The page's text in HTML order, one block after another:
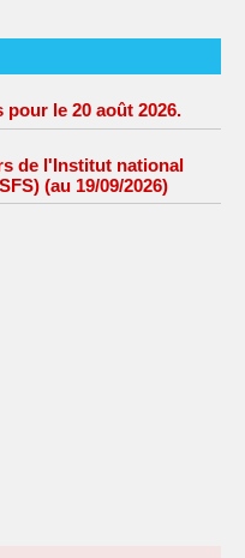
le 20 août 2026.
de l'Institut national
(au 19/09/2026)